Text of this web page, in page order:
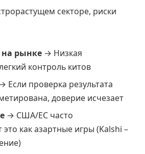
секторе, риски
рынке → Низкая
контроль китов
→ Если проверка результата
доверие исчезает
→ США/ЕС часто
как азартные игры (Kalshi –